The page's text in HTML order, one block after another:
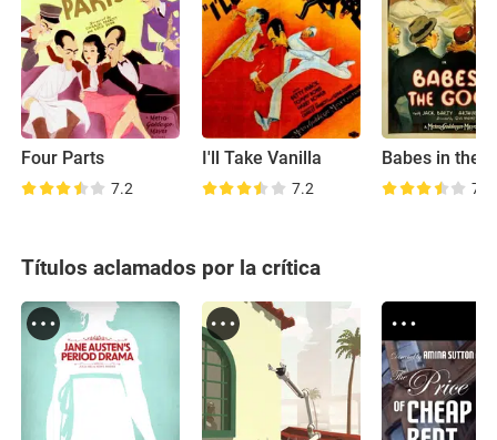
Four Parts
7.2
I'll Take Vanilla
7.2
Babes in the
7.0
Títulos aclamados por la crítica